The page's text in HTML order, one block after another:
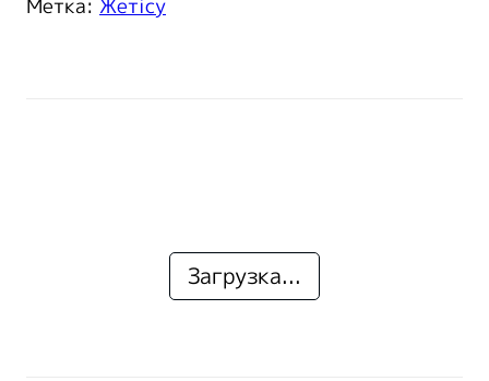
Метка: Жетісу
Загрузка...